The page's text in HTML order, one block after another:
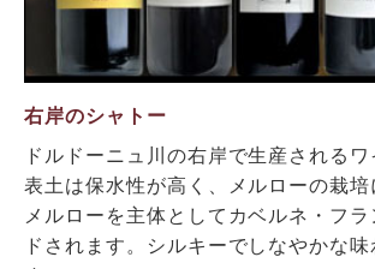
右岸のシャトー
ドルドーニュ川の右岸で生産される
表土は保水性が高く、メルローの栽培
メルローを主体としてカベルネ・フ
ドされます。シルキーでしなやかな